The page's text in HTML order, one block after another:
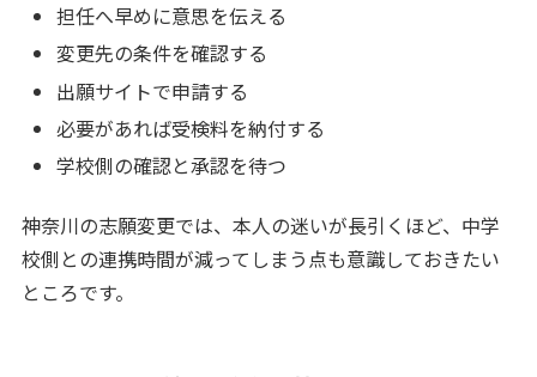
担任へ早めに意思を伝える
変更先の条件を確認する
出願サイトで申請する
必要があれば受検料を納付する
学校側の確認と承認を待つ
神奈川の志願変更では、本人の迷いが長引くほど、中学
校側との連携時間が減ってしまう点も意識しておきたい
ところです。